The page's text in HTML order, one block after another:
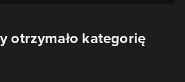
otrzymało kategorię